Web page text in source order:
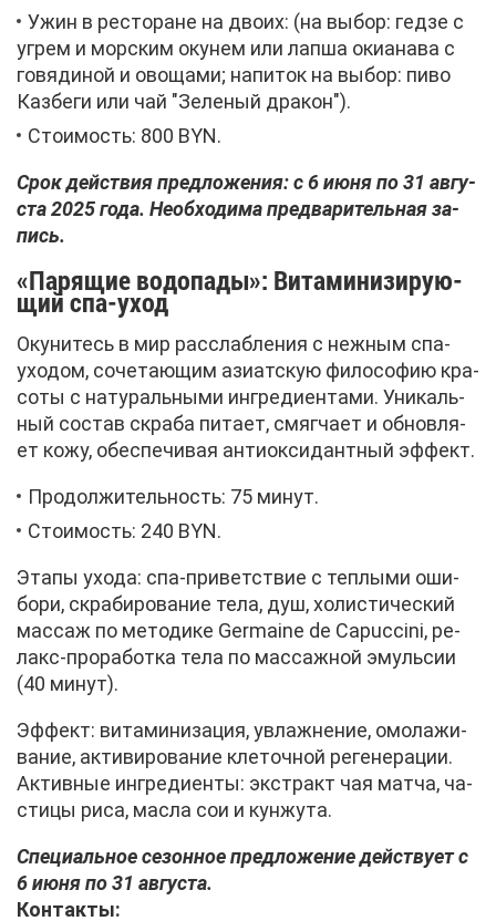
Ужин в ре­сто­ране на дво­их: (на вы­бор: гед­зе с
уг­рем и мор­ским оку­нем или лап­ша оки­а­на­ва с
го­вя­ди­ной и ово­ща­ми; на­пи­ток на вы­бор: пи­во
Каз­бе­ги или чай "Зе­ле­ный дра­кон").
Сто­и­мость: 800 BYN.
Срок дей­ствия пред­ло­же­ния: с 6 июня по 31 ав­гу­
ста 2025 го­да. Необ­хо­ди­ма пред­ва­ри­тель­ная за­
пись.
«Па­ря­щие во­до­па­ды»: Ви­та­ми­ни­зи­ру­ю­
щий спа-уход
Оку­ни­тесь в мир рас­слаб­ле­ния с неж­ным спа-
ухо­дом, со­че­та­ю­щим ази­ат­скую фи­ло­со­фию кра­
со­ты с на­ту­раль­ны­ми ин­гре­ди­ен­та­ми. Уни­каль­
ный со­став скра­ба пи­та­ет, смяг­ча­ет и об­нов­ля­
ет ко­жу, обес­пе­чи­вая ан­ти­ок­си­дант­ный эф­фект.
Про­дол­жи­тель­ность: 75 ми­нут.
Сто­и­мость: 240 BYN.
Эта­пы ухо­да: спа-при­вет­ствие с теп­лы­ми оши­
бо­ри, скра­би­ро­ва­ние те­ла, душ, хо­ли­сти­че­ский
мас­саж по ме­то­ди­ке Germaine de Capuccini, ре­
лакс-про­ра­бот­ка те­ла по мас­саж­ной эмуль­сии
(40 ми­нут).
Эф­фект: ви­та­ми­ни­за­ция, увлаж­не­ние, омо­ла­жи­
ва­ние, ак­ти­ви­ро­ва­ние кле­точ­ной ре­ге­не­ра­ции.
Ак­тив­ные ин­гре­ди­ен­ты: экс­тракт чая мат­ча, ча­
сти­цы ри­са, мас­ла сои и кун­жу­та.
Спе­ци­аль­ное се­зон­ное пред­ло­же­ние дей­ству­ет с
6 июня по 31 ав­гу­ста.
Кон­так­ты: